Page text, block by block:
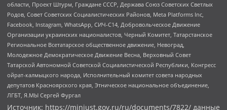
области, Проект Штурм, Граждане СССР, Держава Союз Советских Светлых
Родов, Совет Советских Социалистических Районов, Meta Platforms Inc,
Facebook, Instagram, WhatsApp, СИЧ-С14, Добровольческое Движение
Организации украинских националистов, Черный Комитет, Татарстанское
Региональное Всетатарское общественное движение, Невоград,
Молодежное Демократическое Движение Весна, Верховный Совет
Татарской Автономной Советской Социалистической Республики, Конгресс
ойрат-калмыцкого народа, Исполнительный комитет совета народных
депутатов Красноярского края, Этническое национальное объединение,
ЛГБТ, Я.МЫ Сергей Фургал
Источник: https://minjust.gov.ru/ru/documents/7822/ данные